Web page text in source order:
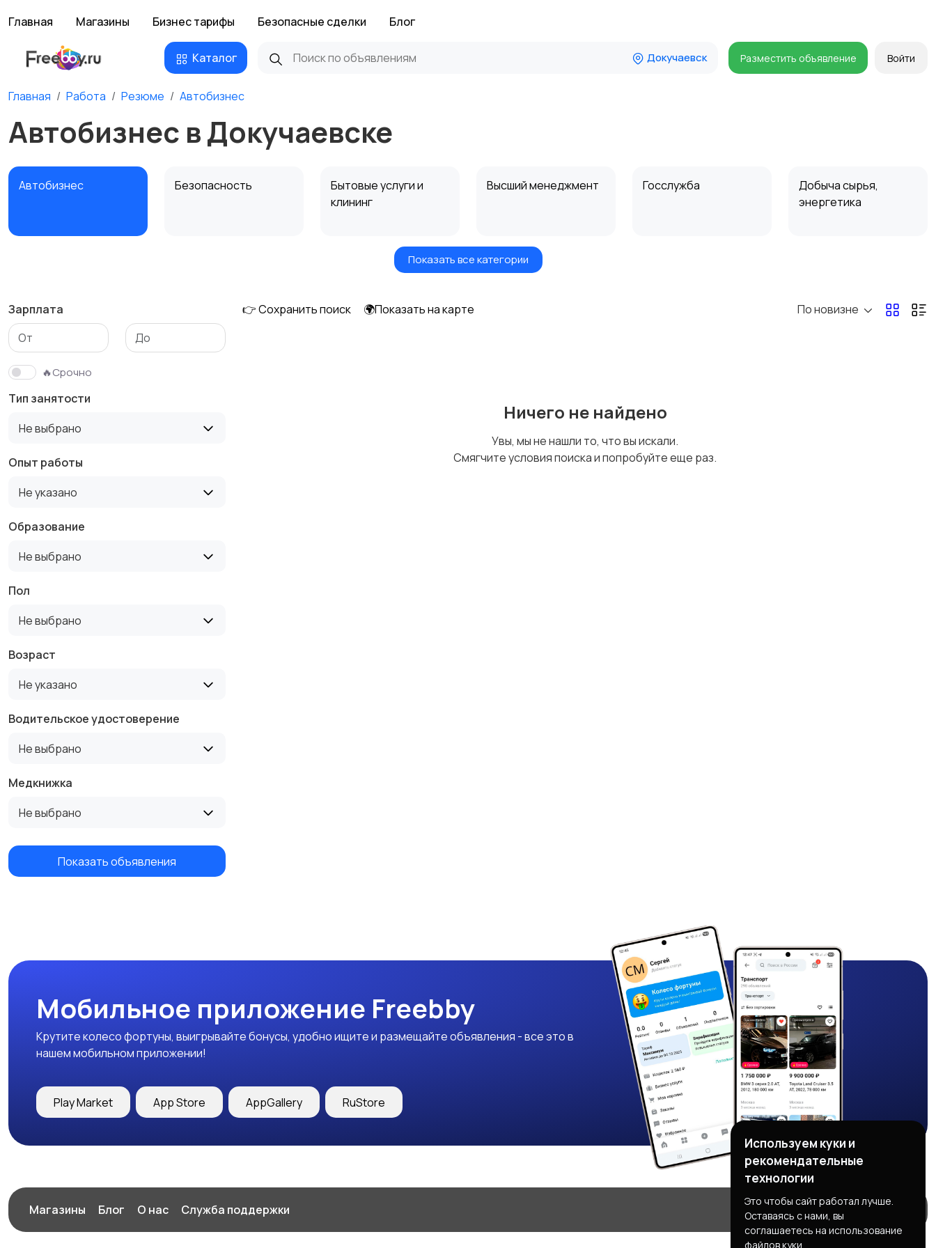
Главная Магазины Бизнес тарифы Безопасные сделки Блог
Каталог Докучаевск Разместить объявление Войти
Главная Работа Резюме Автобизнес
Автобизнес в Докучаевске
Автобизнес Безопасность
Бытовые услуги и
клининг
Высший менеджмент Госслужба
Добыча сырья,
энергетика
Информационные
Искусство и
Медицина Начало карьеры
Производство
Рестораны и
Показать все категории
Зарплата
🔥Срочно
Тип занятости
Не выбрано
Опыт работы
Не указано
Образование
Не выбрано
Пол
Не выбрано
Возраст
Не указано
Водительское удостоверение
Не выбрано
Медкнижка
Не выбрано
Показать объявления
👉 Сохранить поиск 🌍Показать на карте По новизне
Ничего не найдено
Увы, мы не нашли то, что вы искали.
Смягчите условия поиска и попробуйте еще раз.
Мобильное приложение Freebby
Крутите колесо фортуны, выигрывайте бонусы, удобно ищите и размещайте объявления - все это в
нашем мобильном приложении!
Play Market App Store AppGallery RuStore
Магазины Блог О нас Служба поддержки
Используем куки и
рекомендательные
технологии
Это чтобы сайт работал лучше.
Оставаясь с нами, вы
соглашаетесь на использование
файлов куки.